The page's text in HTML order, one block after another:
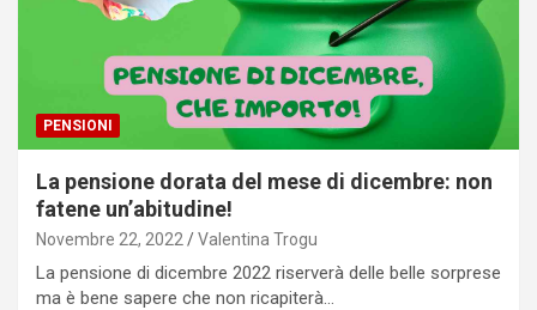
PENSIONI
La pensione dorata del mese di dicembre: non
fatene un’abitudine!
Novembre 22, 2022 Valentina Trogu
La pensione di dicembre 2022 riserverà delle belle sorprese
ma è bene sapere che non ricapiterà…